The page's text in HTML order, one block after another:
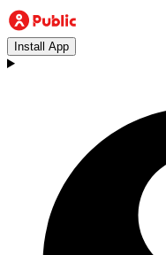
Install App